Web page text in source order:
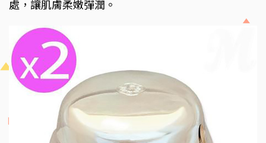
處，讓肌膚柔嫩彈潤。